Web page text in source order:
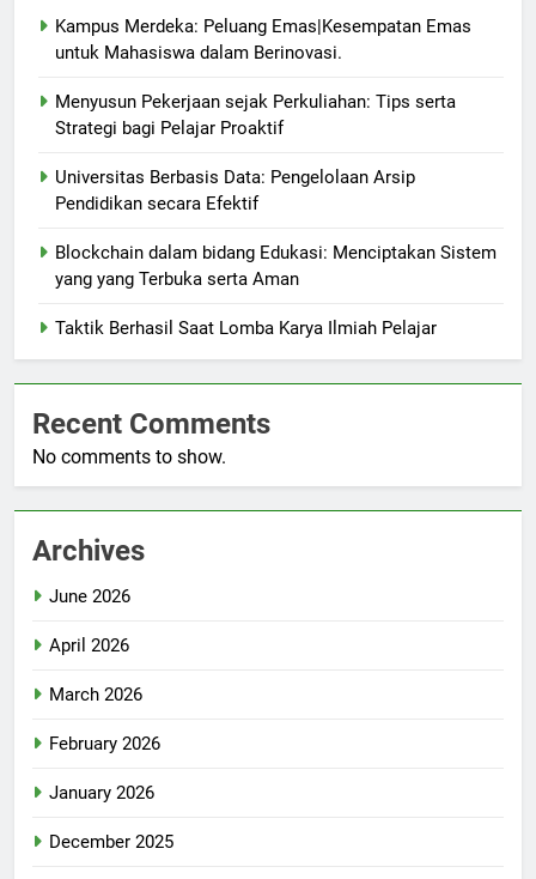
Kampus Merdeka: Peluang Emas|Kesempatan Emas
untuk Mahasiswa dalam Berinovasi.
Menyusun Pekerjaan sejak Perkuliahan: Tips serta
Strategi bagi Pelajar Proaktif
Universitas Berbasis Data: Pengelolaan Arsip
Pendidikan secara Efektif
Blockchain dalam bidang Edukasi: Menciptakan Sistem
yang yang Terbuka serta Aman
Taktik Berhasil Saat Lomba Karya Ilmiah Pelajar
Recent Comments
No comments to show.
Archives
June 2026
April 2026
March 2026
February 2026
January 2026
December 2025